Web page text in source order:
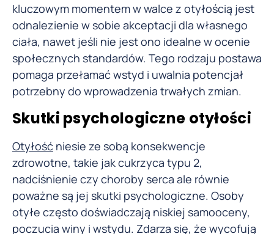
kluczowym momentem w walce z otyłością jest
odnalezienie w sobie akceptacji dla własnego
ciała, nawet jeśli nie jest ono idealne w ocenie
społecznych standardów. Tego rodzaju postawa
pomaga przełamać wstyd i uwalnia potencjał
potrzebny do wprowadzenia trwałych zmian.
Skutki psychologiczne otyłości
Otyłość niesie ze sobą konsekwencje
zdrowotne, takie jak cukrzyca typu 2,
nadciśnienie czy choroby serca ale równie
poważne są jej skutki psychologiczne. Osoby
otyłe często doświadczają niskiej samooceny,
poczucia winy i wstydu. Zdarza się, że wycofują